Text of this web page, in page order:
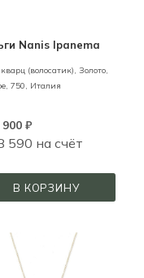
Nanis Ipanema
(волосатик), Золото,
750, Италия
900₽
590 на счёт
В КОРЗИНУ